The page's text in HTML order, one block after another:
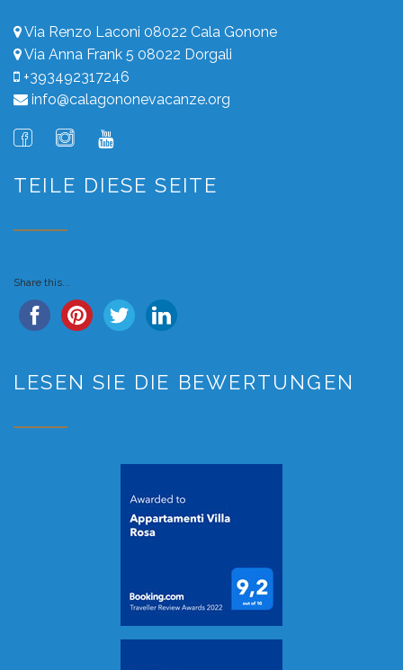
Via Renzo Laconi 08022 Cala Gonone
Via Anna Frank 5 08022 Dorgali
+393492317246
info@calagononevacanze.org
TEILE DIESE SEITE
Share this...
LESEN SIE DIE BEWERTUNGEN